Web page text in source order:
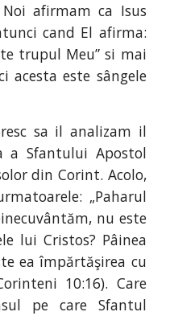
afirmam ca Isus
cand El afirma:
trupul Meu” si mai
acesta este sângele
sa il analizam il
a Sfantului Apostol
din Corint. Acolo,
„Paharul
nu este
lui Cristos? Pâinea
ea împărtăşirea cu
10:16). Care
pe care Sfantul